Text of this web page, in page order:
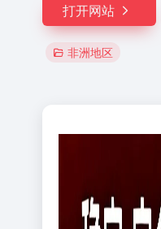
打开网站
非洲地区